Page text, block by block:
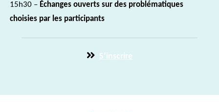
15h30 – Échanges ouverts sur des problématiques
choisies par les participants
S’inscrire